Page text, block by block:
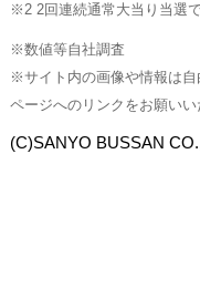
※2 2回連続通常大当り当選
※数値等自社調査
※サイト内の画像や情報は
ページへのリンクをお願いい
(C)SANYO BUSSAN